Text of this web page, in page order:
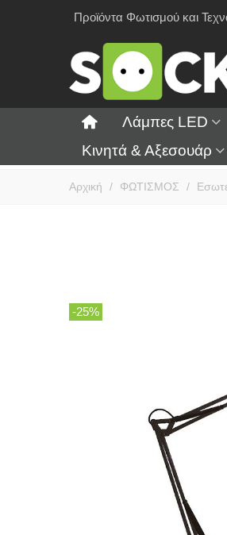
Προϊόντα Φωτισμού και
Λάμπες LED
Κινητά & Αξεσουάρ
Αρχική / ΦΩΤΙΣΜΟΣ /
-25%